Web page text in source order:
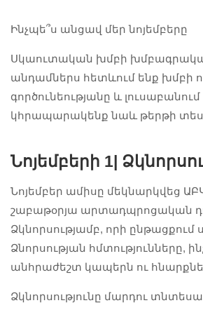
Ինչպե՞ս անցավ մեր նոյեմբերը
Սկաուտական խմբի
անդամներս հետևում ենք խմբի
գործունեությանը և լուսաբանում
կհրապարակենք նաև թերթի
Նոյեմբերի 1|
Նոյեմբեր ամիսը մեկնարկվեց
շաբաթօրյա արտադպրոցական
Ձկնորսությամբ, որի ընթացքում
Ձնորսության հմտությունները,
անհրաժեշտ կապերն ու
Ձկնորսությունը մարդու